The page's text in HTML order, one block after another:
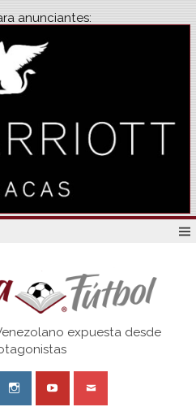
anunciantes:
Venezuela
expuesta desde